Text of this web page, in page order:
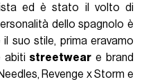
ed è stato il volto di
dello spagnolo è
suo stile, prima eravamo
abiti streetwear e brand
Revenge x Storm e